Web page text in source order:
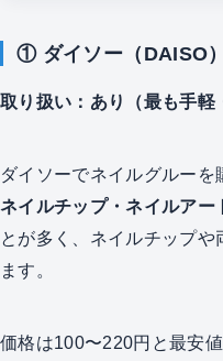
① ダイソー（DAISO）
取り扱い：あり（最も手軽
ダイソーでネイルグルーを
ネイルチップ・ネイルアー
とが多く、ネイルチップ
ます。
価格は100〜220円と最安